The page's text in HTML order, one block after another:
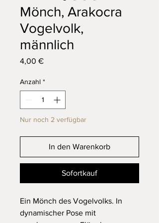
Mönch, Arakocra
Vogelvolk,
männlich
4,00 €Preis
Anzahl *
Nur noch 2 verfügbar
In den Warenkorb
Sofortkauf
Ein Mönch des Vogelvolks. In
dynamischer Pose mit